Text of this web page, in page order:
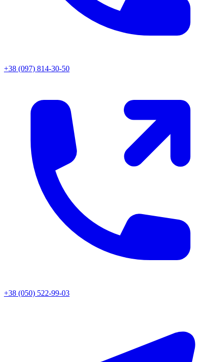
+38 (097) 814-30-50
+38 (050) 522-99-03